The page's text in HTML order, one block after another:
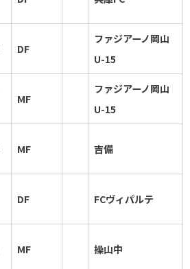
DF
ファジアーノ岡山
U-15
MF
ファジアーノ岡山
U-15
MF 吉備
DF FCヴィパルテ
MF 操山中